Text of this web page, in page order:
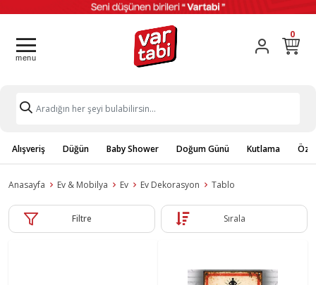
0
Alışveriş Düğün Baby Shower Doğum Günü Kutlama
Anasayfa Ev & Mobilya Ev Ev Dekorasyon Tablo
Filtre Sırala